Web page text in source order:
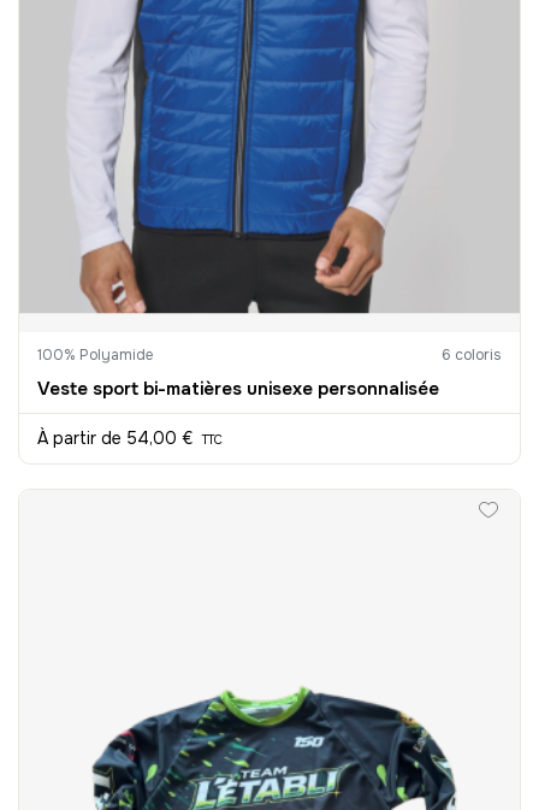
100% Polyamide 6 coloris
Veste sport bi-matières unisexe personnalisée
À partir de 54,00 € TTC